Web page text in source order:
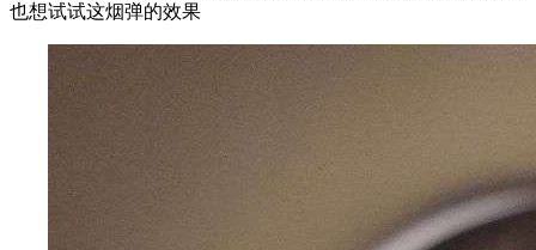
也想试试这烟弹的效果